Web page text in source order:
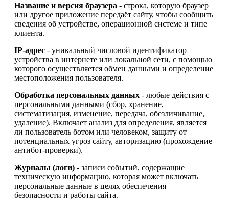
Название и версия браузера - строка, которую браузер
или другое приложение передаёт сайту, чтобы сообщить
сведения об устройстве, операционной системе и типе
клиента.
IP-адрес - уникальный числовой идентификатор
устройства в интернете или локальной сети, с помощью
которого осуществляется обмен данными и определение
местоположения пользователя.
Обработка персональных данных - любые действия с
персональными данными (сбор, хранение,
систематизация, изменение, передача, обезличивание,
удаление). Включает анализ для определения, является
ли пользователь ботом или человеком, защиту от
потенциальных угроз сайту, авторизацию (прохождение
антибот-проверки).
Журналы (логи) - записи событий, содержащие
техническую информацию, которая может включать
персональные данные в целях обеспечения
безопасности и работы сайта.